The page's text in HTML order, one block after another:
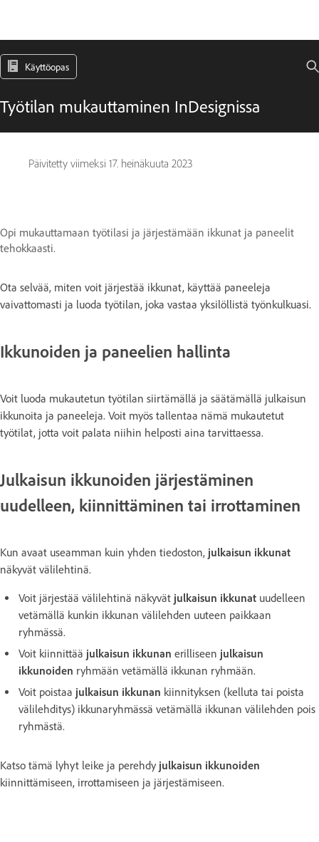
Käyttöopas
Työtilan mukauttaminen InDesignissa
Päivitetty viimeksi 17. heinäkuuta 2023
Opi mukauttamaan työtilasi ja järjestämään ikkunat ja paneelit
tehokkaasti.
Ota selvää, miten voit järjestää ikkunat, käyttää paneeleja
vaivattomasti ja luoda työtilan, joka vastaa yksilöllistä työnkulkuasi.
Ikkunoiden ja paneelien hallinta
Voit luoda mukautetun työtilan siirtämällä ja säätämällä julkaisun
ikkunoita ja paneeleja. Voit myös tallentaa nämä mukautetut
työtilat, jotta voit palata niihin helposti aina tarvittaessa.
Julkaisun ikkunoiden järjestäminen
uudelleen, kiinnittäminen tai irrottaminen
Kun avaat useamman kuin yhden tiedoston, julkaisun ikkunat
näkyvät välilehtinä.
Voit järjestää välilehtinä näkyvät julkaisun ikkunat uudelleen
vetämällä kunkin ikkunan välilehden uuteen paikkaan
ryhmässä.
Voit kiinnittää julkaisun ikkunan erilliseen julkaisun
ikkunoiden ryhmään vetämällä ikkunan ryhmään.
Voit poistaa julkaisun ikkunan kiinnityksen (kelluta tai poista
välilehditys) ikkunaryhmässä vetämällä ikkunan välilehden pois
ryhmästä.
Katso tämä lyhyt leike ja perehdy julkaisun ikkunoiden
kiinnittämiseen, irrottamiseen ja järjestämiseen.